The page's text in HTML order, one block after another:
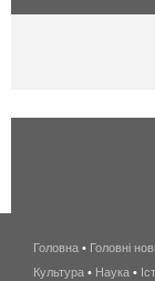
Головна • Головні
Культура • Наука •